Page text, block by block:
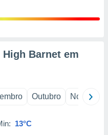
Barnet em
Outubro Novembro
13°C